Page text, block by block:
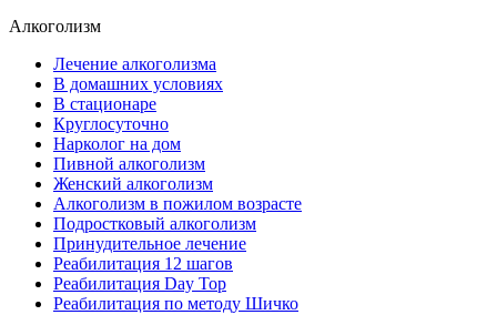
Алкоголизм
Лечение алкоголизма
В домашних условиях
В стационаре
Круглосуточно
Нарколог на дом
Пивной алкоголизм
Женский алкоголизм
Алкоголизм в пожилом возрасте
Подростковый алкоголизм
Принудительное лечение
Реабилитация 12 шагов
Реабилитация Day Top
Реабилитация по методу Шичко